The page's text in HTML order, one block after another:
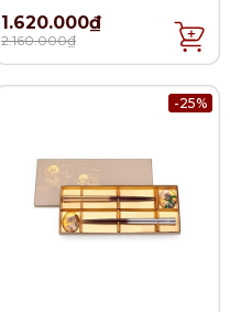
1.620.000₫
2.160.000₫
-25%